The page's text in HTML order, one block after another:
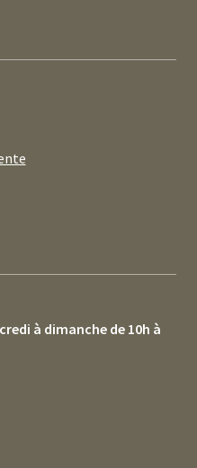
à dimanche de 10h à